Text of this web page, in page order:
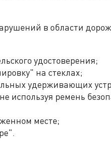
в области
удостоверения;
на стеклах;
удерживающих
используя ремень
месте;